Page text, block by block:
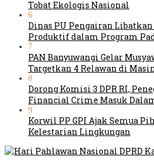
Tobat Ekologis Nasional
6
Dinas PU Pengairan
Produktif dalam Program
7
PAN Banyuwangi Gelar
Targetkan 4 Relawan di
8
Dorong Komisi 3 DPR RI,
Financial Crime Masuk
9
Korwil PP GPI Ajak Semua
Kelestarian Lingkungan